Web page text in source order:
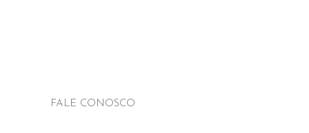
FALE CONOSCO